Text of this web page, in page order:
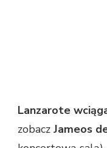
Lanzarote
zobacz Jameos